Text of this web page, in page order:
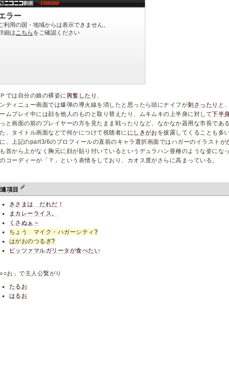
では自分の娘の裸姿に興奮したり 、
ティニュー画面では爆弾の導火線を消したと思ったら頭にナイフが刺さったり と
ムプレイ中には顔を他人のものと取り替えたり、ムキムキの上半身に対して下半
と画面の前のプレイヤーの方を見たまま戦ったりなど、なかなか器用な市長である
、タイトル画面などで何かにつけて視聴者に にしきがお を披露してくることも多い
、上記のpart3/6のプロフィールの直前のキャラ選択画面ではハガーのイラストが
首から上がなく胸元に顔が貼り付いているというデュラハン亜種のような姿にな
コーディーが「？」という表情をしており、カオス度がさらに高まっている。
連項目
きさまは だれだ！
まカレーライス。
くさぬぁ～
ちょう マイク・ハガーシティ ?
はがおのつるぎ?
ピッツァマルガリータが食べたい
○○お」で主人公繋がり
たるお
はるお